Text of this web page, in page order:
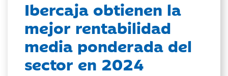
Ibercaja obtienen la
mejor rentabilidad
media ponderada del
sector en 2024